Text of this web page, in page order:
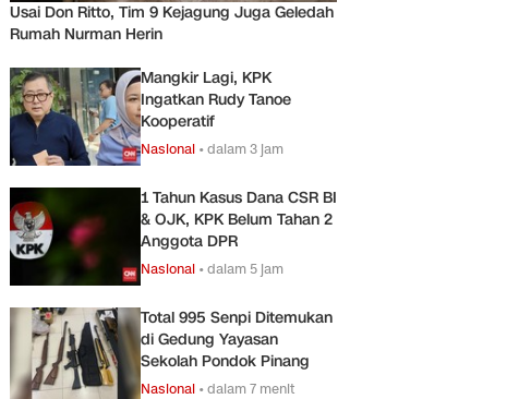
Usai Don Ritto, Tim 9 Kejagung Juga Geledah
Rumah Nurman Herin
Mangkir Lagi, KPK
Ingatkan Rudy Tanoe
Kooperatif
Nasional •dalam 3 jam
1 Tahun Kasus Dana CSR BI
& OJK, KPK Belum Tahan 2
Anggota DPR
Nasional •dalam 5 jam
Total 995 Senpi Ditemukan
di Gedung Yayasan
Sekolah Pondok Pinang
Nasional •dalam 7 menit